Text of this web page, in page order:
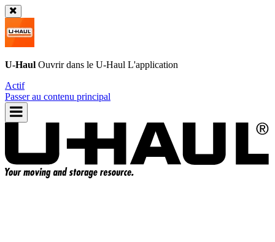
U-Haul Ouvrir dans le U-Haul L'application
Actif
Passer au contenu principal